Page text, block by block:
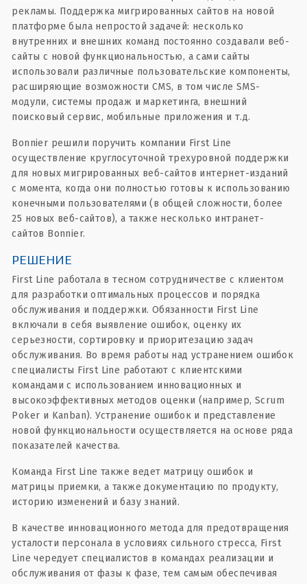
рекламы. Поддержка мигрированных сайтов на новой
платформе была непростой задачей: несколько
внутренних и внешних команд постоянно создавали веб-
сайты с новой функциональностью, а сами сайты
использовали различные пользовательские компоненты,
расширяющие возможности CMS, в том числе SMS-
модули, системы продаж и маркетинга, внешний
поисковый сервис, мобильные приложения и т.д.
Bonnier решили поручить компании First Line
осуществление круглосуточной трехуровной поддержки
для новых мигрированных веб-сайтов интернет-изданий
с момента, когда они полностью готовы к использованию
конечными пользователями (в общей сложности, более
25 новых веб-сайтов), а также несколько интранет-
сайтов Bonnier.
РЕШЕНИЕ
First Line работала в тесном сотрудничестве с клиентом
для разработки оптимальных процессов и порядка
обслуживания и поддержки. Обязанности First Line
включали в себя выявление ошибок, оценку их
серьезности, сортировку и приоритезацию задач
обслуживания. Во время работы над устранением ошибок
специалисты First Line работают с клиентскими
командами с использованием инновационных и
высокоэффективных методов оценки (например, Scrum
Poker и Kanban). Устранение ошибок и представление
новой функциональности осуществляется на основе ряда
показателей качества.
Команда First Line также ведет матрицу ошибок и
матрицы приемки, а также документацию по продукту,
историю изменений и базу знаний.
В качестве инновационного метода для предотвращения
усталости персонала в условиях сильного стресса, First
Line чередует специалистов в командах реализации и
обслуживания от фазы к фазе, тем самым обеспечивая